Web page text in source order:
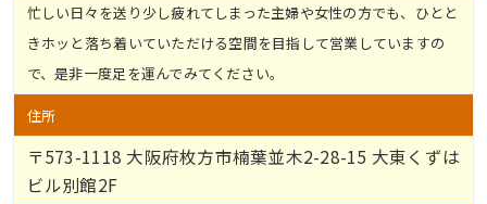
忙しい日々を送り少し疲れてしまった主婦や女性の方でも、ひとと
きホッと落ち着いていただける空間を目指して営業していますの
で、是非一度足を運んでみてください。
住所
〒573-1118 大阪府枚方市楠葉並木2-28-15 大東くずは
ビル別館2F